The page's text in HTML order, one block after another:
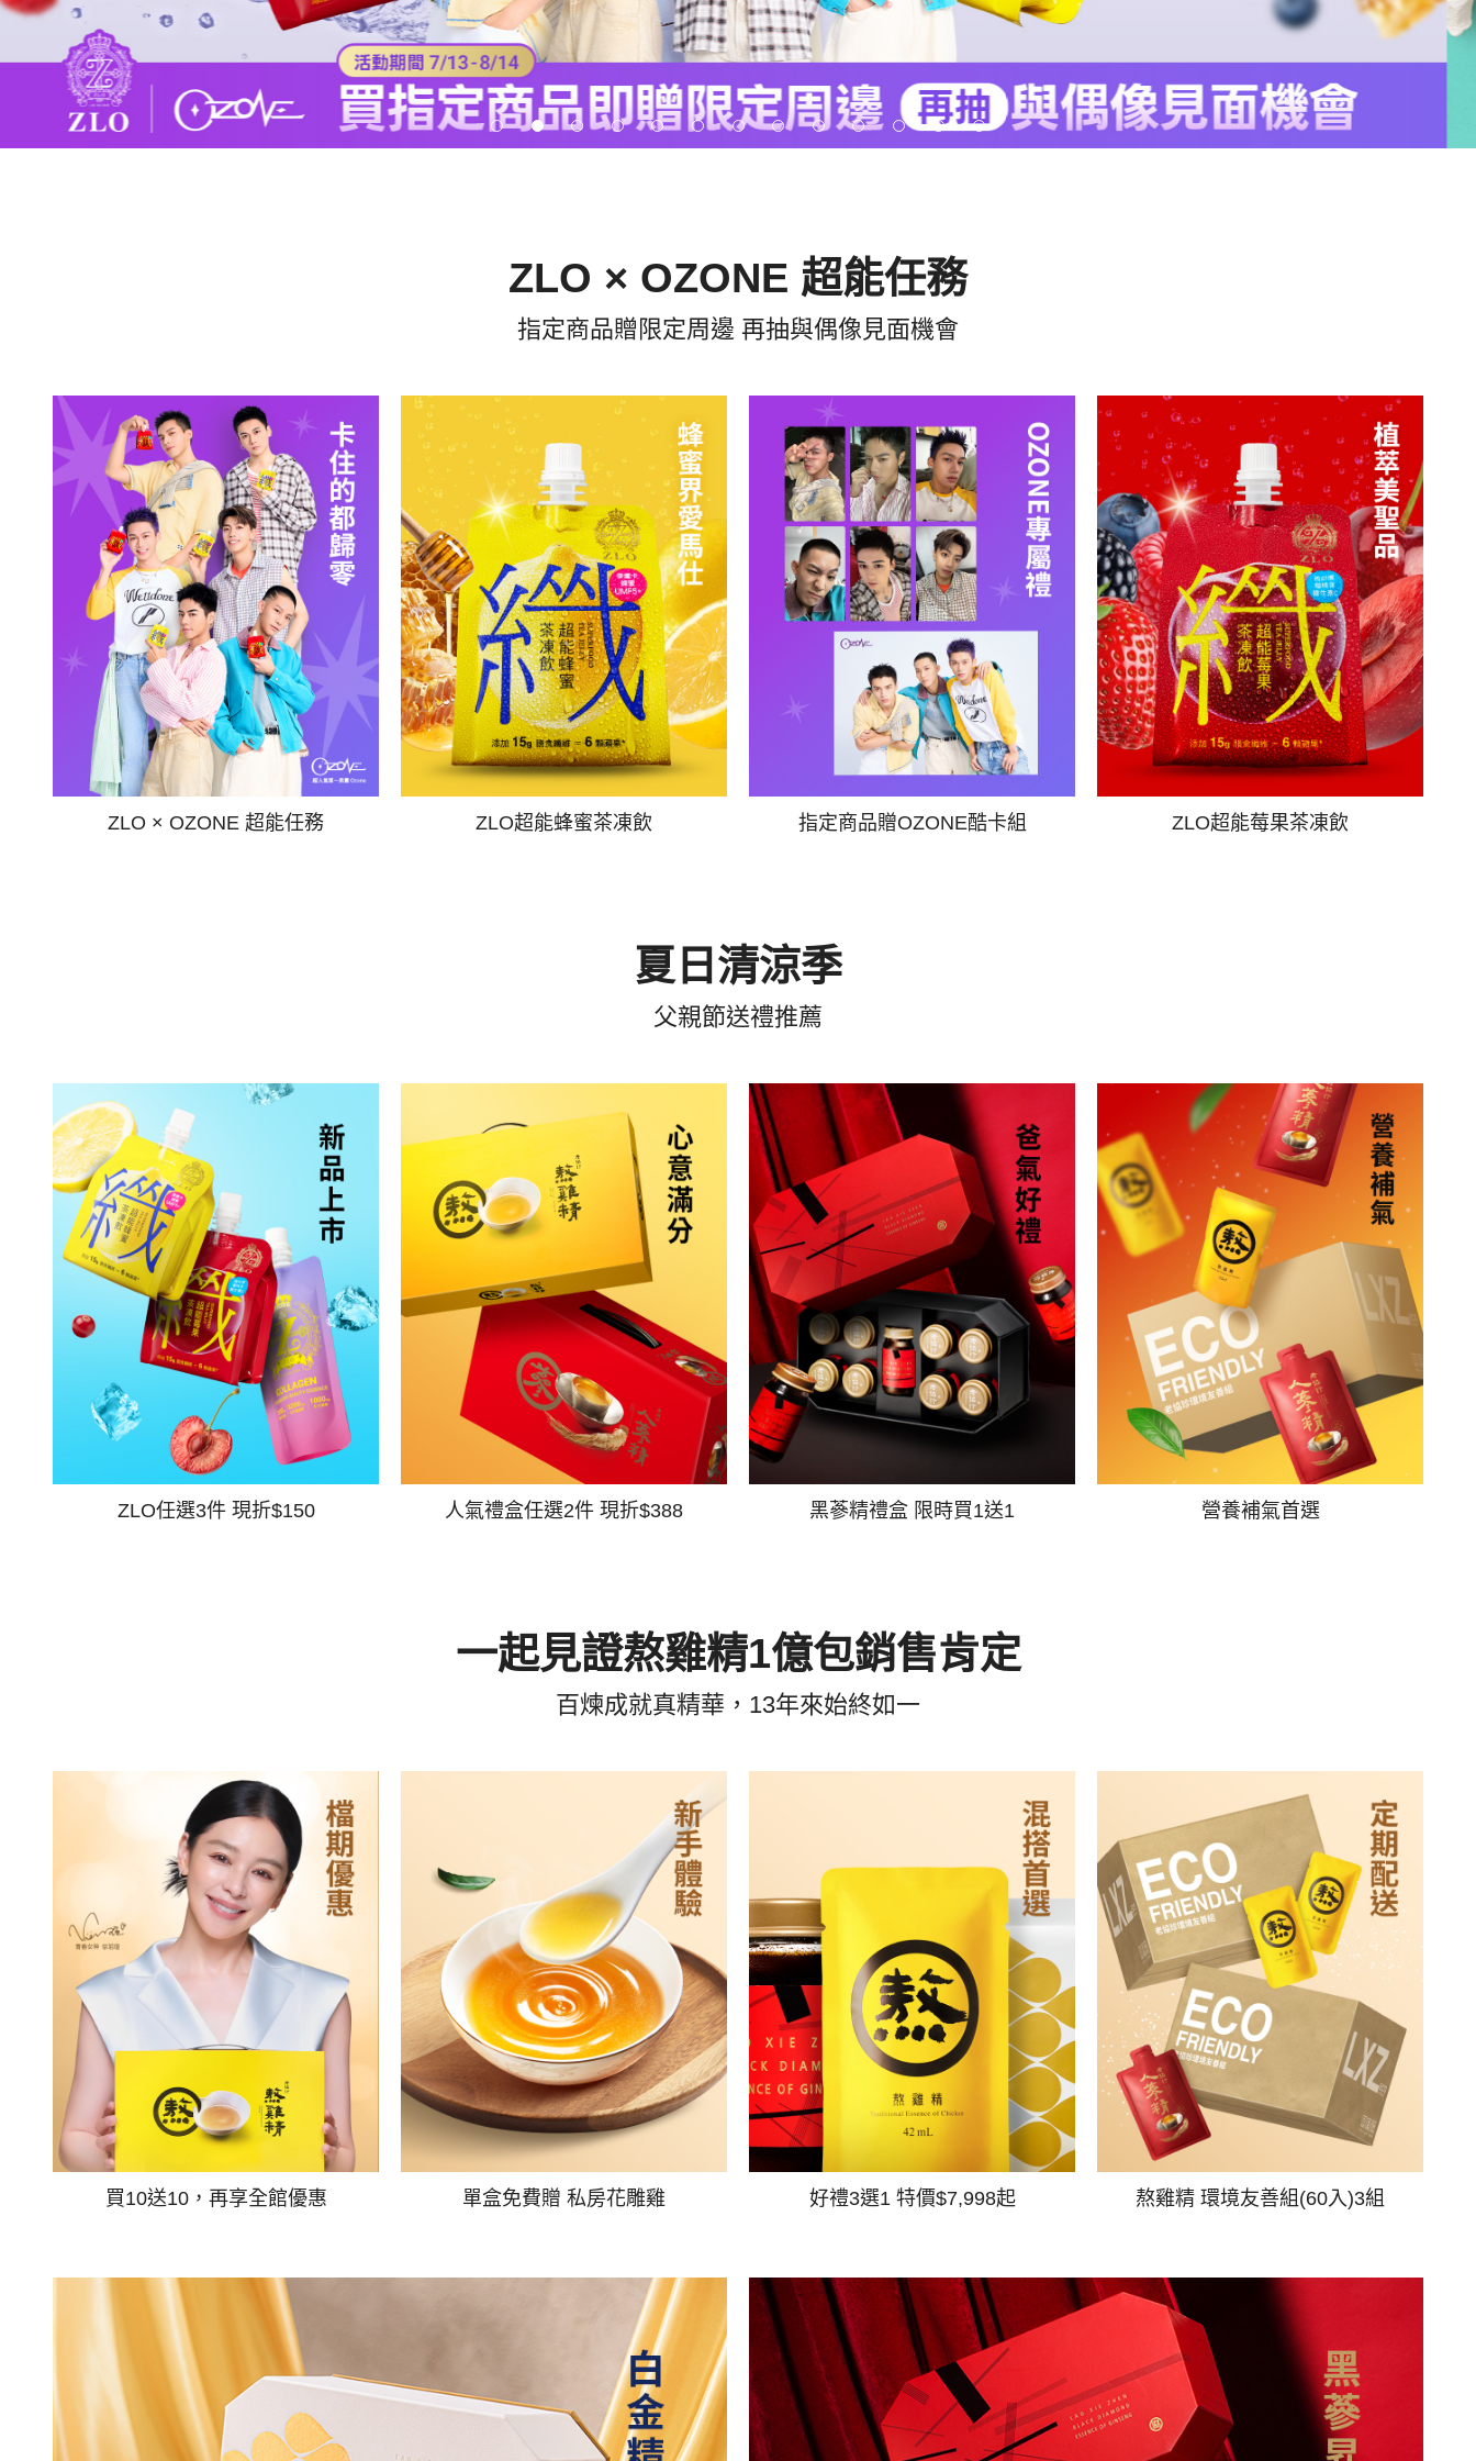
ZLO × OZONE 超能任務
指定商品贈限定周邊 再抽與偶像見面機會
ZLO × OZONE 超能任務 ZLO超能蜂蜜茶凍飲 指定商品贈OZONE酷卡組 ZLO超能莓果茶凍飲
夏日清涼季
父親節送禮推薦
ZLO任選3件 現折$150 人氣禮盒任選2件 現折$388 黑蔘精禮盒 限時買1送1 營養補氣首選
一起見證熬雞精1億包銷售肯定
百煉成就真精華，13年來始終如一
買10送10，再享全館優惠 單盒免費贈 私房花雕雞 好禮3選1 特價$7,998起 熬雞精 環境友善組(60入)3組